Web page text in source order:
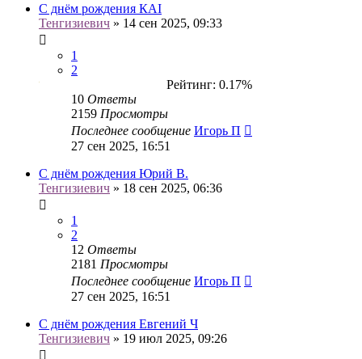
С днём рождения КАI
Тенгизиевич » 14 сен 2025, 09:33
1
2
Рейтинг: 0.17%
10 Ответы
2159 Просмотры
Последнее сообщение Игорь П
27 сен 2025, 16:51
С днём рождения Юрий В.
Тенгизиевич » 18 сен 2025, 06:36
1
2
12 Ответы
2181 Просмотры
Последнее сообщение Игорь П
27 сен 2025, 16:51
С днём рождения Евгений Ч
Тенгизиевич » 19 июл 2025, 09:26